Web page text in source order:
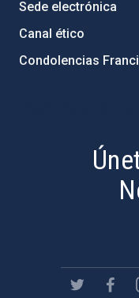
Sede electrónica
Canal ético
Condolencias